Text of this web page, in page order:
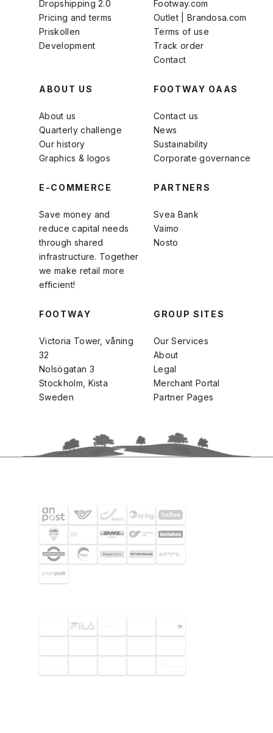
Dropshipping 2.0
Pricing and terms
Priskollen
Development
Footway.com
Outlet | Brandosa.com
Terms of use
Track order
Contact
ABOUT US
About us
Quarterly challenge
Our history
Graphics & logos
FOOTWAY OAAS
Contact us
News
Sustainability
Corporate governance
E-COMMERCE
Save money and
reduce capital needs
through shared
infrastructure. Together
we make retail more
efficient!
PARTNERS
Svea Bank
Vaimo
Nosto
FOOTWAY
Victoria Tower, våning
32
Nolsögatan 3
Stockholm, Kista
Sweden
GROUP SITES
Our Services
About
Legal
Merchant Portal
Partner Pages